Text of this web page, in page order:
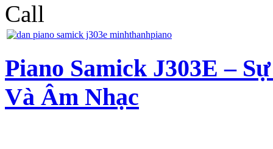
Call
Piano Samick J303E –
Và Âm Nhạc